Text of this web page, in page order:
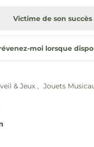
Victime de son succès
moi lorsque
& Jeux , Jouets